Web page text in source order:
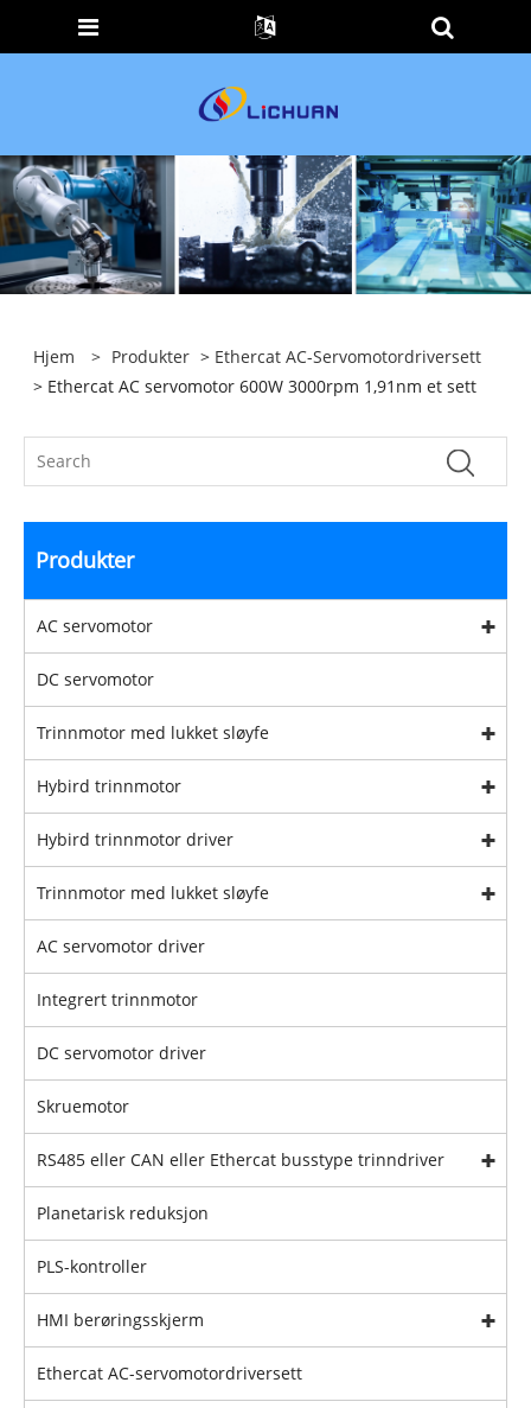
Hjem > Produkter > Ethercat AC-Servomotordriversett
> Ethercat AC servomotor 600W 3000rpm 1,91nm et sett
Produkter
AC servomotor
DC servomotor
Trinnmotor med lukket sløyfe
Hybird trinnmotor
Hybird trinnmotor driver
Trinnmotor med lukket sløyfe
AC servomotor driver
Integrert trinnmotor
DC servomotor driver
Skruemotor
RS485 eller CAN eller Ethercat busstype trinndriver
Planetarisk reduksjon
PLS-kontroller
HMI berøringsskjerm
Ethercat AC-servomotordriversett